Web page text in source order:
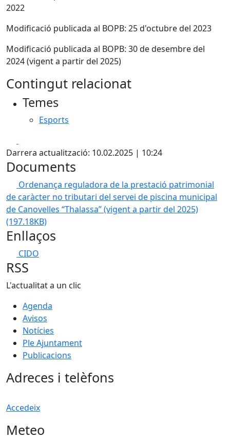
2022
Modificació publicada al BOPB: 25 d'octubre del 2023
Modificació publicada al BOPB: 30 de desembre del
2024 (vigent a partir del 2025)
Contingut relacionat
Temes
Esports
Darrera actualització: 10.02.2025 | 10:24
Documents
Ordenança reguladora de la prestació patrimonial
de caràcter no tributari del servei de piscina municipal
de Canovelles “Thalassa” (vigent a partir del 2025)
(197.18KB)
Enllaços
CIDO
RSS
L'actualitat a un clic
Agenda
Avisos
Notícies
Ple Ajuntament
Publicacions
Adreces i telèfons
Accedeix
Meteo